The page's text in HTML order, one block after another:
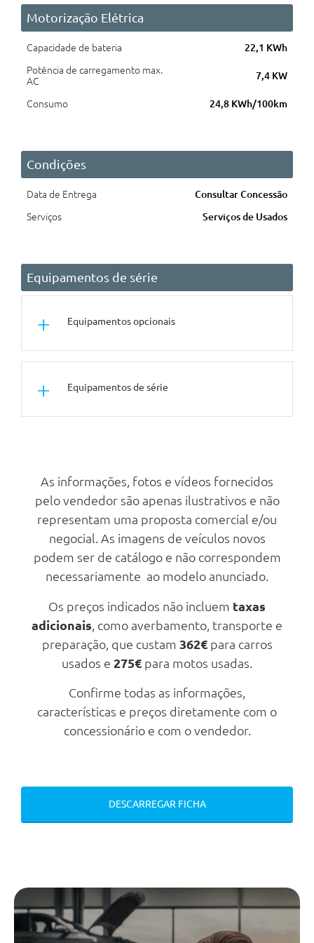
Motorização Elétrica
Capacidade de bateria
22,1 KWh
Potência de carregamento max.
AC
7,4 KW
Consumo 24,8 KWh/100km
Condições
Data de Entrega
Consultar Concessão
Serviços
Serviços de Usados
Equipamentos de série
Equipamentos opcionais
Vidros laminados cont.Climatico
Kit Desportivo M Sport
Pintura Metalizada
Equipamentos de série
Cabo De Carregamento (Modo 3)
De Rua
- 11 Kw)
Cabo De Carregamento (Modo 2)
Audio/Comunicações/Instrumentos
Monitorização Da Pressao Dos
Pneus
Serviços Digitais Profissionais
Bmw Live Cockpit Professional
Sistema De Som Surround
Bowers E Wilkins
Carregamento Sem Fios
Protecção Activa
Assistente De Conduçao
Socorros
Bmw Iconic Sounds Electric
Esim Pessoal
As informações, fotos e vídeos fornecidos
pelo vendedor são apenas ilustrativos e não
representam uma proposta comercial e/ou
negocial. As imagens de veículos novos
podem ser de catálogo e não correspondem
necessariamente ao modelo anunciado.
Os preços indicados não incluem taxas
adicionais , como averbamento, transporte e
preparação, que custam 362€para carros
usados e 275€ para motos usadas.
Confirme todas as informações,
características e preços diretamente com o
concessionário e com o vendedor.
DESCARREGAR FICHA